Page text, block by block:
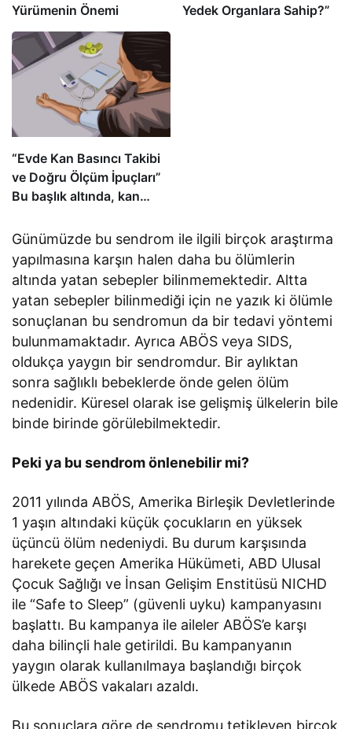
Yürümenin Önemi
Yedek Organlara Sahip?”
“Evde Kan Basıncı Takibi
ve Doğru Ölçüm İpuçları”
Bu başlık altında, kan
önemini ve doğru ölçüm
yapmanın ipuçlarını
açıklıyoruz. Kan
basıncının neden önemli
olduğu ve nasıl doğru
ölçüm yapılması gerektiği
hakkında bilgi veren
makaleyi okuyun.
Günümüzde bu sendrom ile ilgili birçok araştırma
yapılmasına karşın halen daha bu ölümlerin
altında yatan sebepler bilinmemektedir. Altta
yatan sebepler bilinmediği için ne yazık ki ölümle
sonuçlanan bu sendromun da bir tedavi yöntemi
bulunmamaktadır. Ayrıca ABÖS veya SIDS,
oldukça yaygın bir sendromdur. Bir aylıktan
sonra sağlıklı bebeklerde önde gelen ölüm
nedenidir. Küresel olarak ise gelişmiş ülkelerin bile
binde birinde görülebilmektedir.
Peki ya bu sendrom önlenebilir mi?
2011 yılında ABÖS, Amerika Birleşik Devletlerinde
1 yaşın altındaki küçük çocukların en yüksek
üçüncü ölüm nedeniydi. Bu durum karşısında
harekete geçen Amerika Hükümeti, ABD Ulusal
Çocuk Sağlığı ve İnsan Gelişim Enstitüsü NICHD
ile “Safe to Sleep” (güvenli uyku) kampanyasını
başlattı. Bu kampanya ile aileler ABÖS’e karşı
daha bilinçli hale getirildi. Bu kampanyanın
yaygın olarak kullanılmaya başlandığı birçok
ülkede ABÖS vakaları azaldı.
Bu sonuçlara göre de sendromu tetikleyen birçok